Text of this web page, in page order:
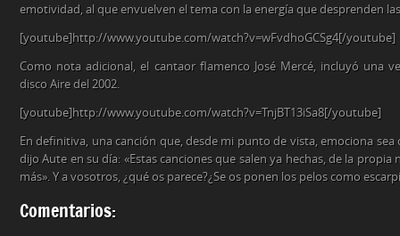
emotividad, al que envuelven el tema con la energía que desprenden
[youtube]http://www.youtube.com/watch?v=wFvdhoGCSg4[/youtube]
Como nota adicional, el cantaor flamenco José Mercé, incluyó una
disco Aire del 2002.
[youtube]http://www.youtube.com/watch?v=TnjBT13iSa8[/youtube]
En definitiva, una canción que, desde mi punto de vista, emociona sea
dijo Aute en su día: «Estas canciones que salen ya hechas, de la propia
más». Y a vosotros, ¿qué os parece?¿Se os ponen los pelos como
Comentarios: